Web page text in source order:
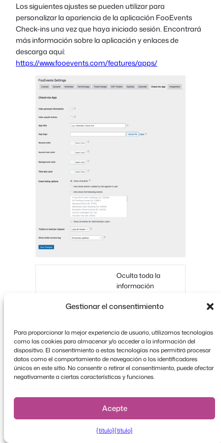
Gestionar el consentimiento
Para proporcionar la mejor experiencia de usuario, utilizamos tecnologías
como las cookies para almacenar y/o acceder a la información del
dispositivo. El consentimiento a estas tecnologías nos permitirá procesar
datos como el comportamiento de navegación o los identificadores
únicos en este sitio. No consentir o retirar el consentimiento, puede afectar
negativamente a ciertas características y funciones.
Acepte
{título}{título}
Los siguientes ajustes se pueden utilizar para
personalizar la apariencia de la aplicación FooEvents
Check-ins una vez que haya iniciado sesión. Encontrará
más información sobre la aplicación y enlaces de
descarga aquí:
https://www.fooevents.com/features/apps/
personal
Oculta toda la
información
asistentes y/o
aplicación. Solo los
nombres de los
asistentes serán
visibles a efectos de
registro.
Oculta todos los
tickets impagados
en la aplicación
FooEvents Check-